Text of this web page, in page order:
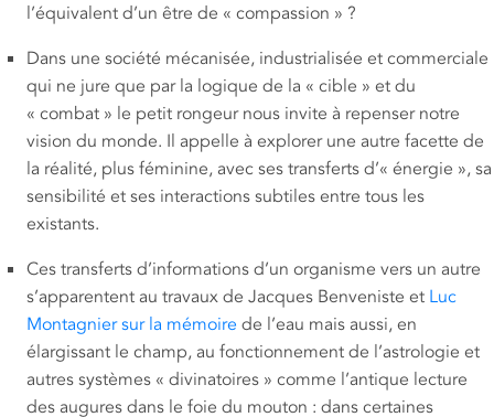
l’équivalent d’un être de « compassion » ?
Dans une société mécanisée, industrialisée et commerciale
qui ne jure que par la logique de la « cible » et du
« combat » le petit rongeur nous invite à repenser notre
vision du monde. Il appelle à explorer une autre facette de
la réalité, plus féminine, avec ses transferts d’« énergie », sa
sensibilité et ses interactions subtiles entre tous les
existants.
Ces transferts d’informations d’un organisme vers un autre
s’apparentent au travaux de Jacques Benveniste et Luc
Montagnier sur la mémoire de l’eau mais aussi, en
élargissant le champ, au fonctionnement de l’astrologie et
autres systèmes « divinatoires » comme l’antique lecture
des augures dans le foie du mouton : dans certaines